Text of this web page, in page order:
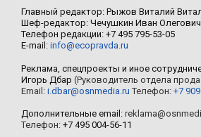
Главный редактор: Рыжов Виталий
Шеф-редактор: Чечушкин Иван
Телефон редакции: +7 495 795-53-05
E-mail: info@ecopravda.ru
Реклама, спецпроекты и иное
Игорь Дбар (Руководитель отдела
Email: i.dbar@osnmedia.ru Телефон: +7
Дополнительные email:
Телефон: +7 495 004-56-11